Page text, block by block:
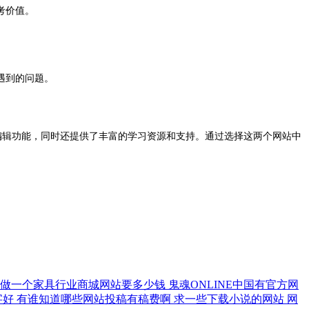
值。
的问题。
能，同时还提供了丰富的学习资源和支持。通过选择这两个网站中
做一个家具行业商城网站要多少钱 鬼魂ONLINE中国有官方网
好 有谁知道哪些网站投稿有稿费啊 求一些下载小说的网站 网